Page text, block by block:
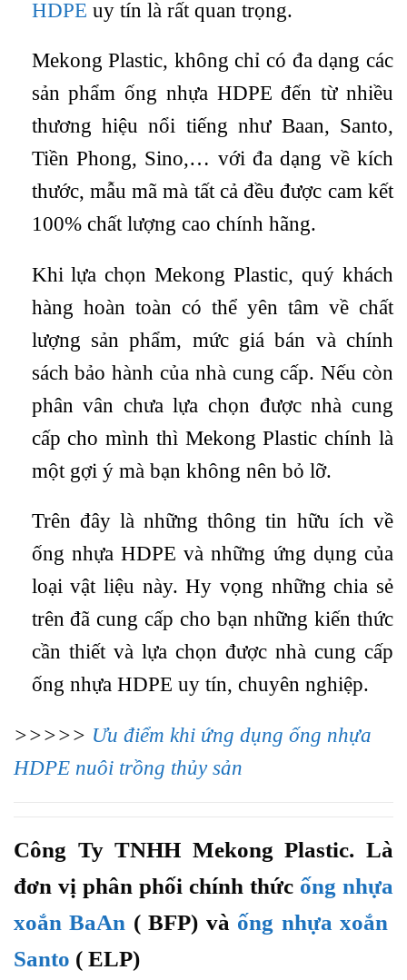
HDPE uy tín là rất quan trọng.
Mekong Plastic, không chỉ có đa dạng các
sản phẩm ống nhựa HDPE đến từ nhiều
thương hiệu nổi tiếng như Baan, Santo,
Tiền Phong, Sino,… với đa dạng về kích
thước, mẫu mã mà tất cả đều được cam kết
100% chất lượng cao chính hãng.
Khi lựa chọn Mekong Plastic, quý khách
hàng hoàn toàn có thể yên tâm về chất
lượng sản phẩm, mức giá bán và chính
sách bảo hành của nhà cung cấp. Nếu còn
phân vân chưa lựa chọn được nhà cung
cấp cho mình thì Mekong Plastic chính là
một gợi ý mà bạn không nên bỏ lỡ.
Trên đây là những thông tin hữu ích về
ống nhựa HDPE và những ứng dụng của
loại vật liệu này. Hy vọng những chia sẻ
trên đã cung cấp cho bạn những kiến thức
cần thiết và lựa chọn được nhà cung cấp
ống nhựa HDPE uy tín, chuyên nghiệp.
>>>>> Ưu điểm khi ứng dụng ống nhựa
HDPE nuôi trồng thủy sản
Công Ty TNHH Mekong Plastic. Là
đơn vị phân phối chính thức ống nhựa
xoắn BaAn ( BFP) và ống nhựa xoắn
Santo ( ELP)